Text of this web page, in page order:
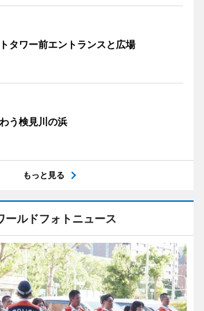
タワー前エントランスと広場
う検見川の浜
もっと見る
ールドフォトニュース